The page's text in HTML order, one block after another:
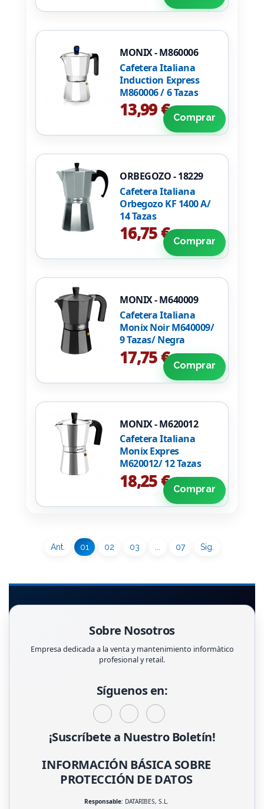
MONIX - M860006
Cafetera Italiana
Induction Express
M860006 / 6 Tazas
13,99 € Comprar
ORBEGOZO - 18229
Cafetera Italiana
Orbegozo KF 1400 A/
14 Tazas
16,75 € Comprar
MONIX - M640009
Cafetera Italiana
Monix Noir M640009/
9 Tazas/ Negra
17,75 € Comprar
MONIX - M620012
Cafetera Italiana
Monix Expres
M620012/ 12 Tazas
18,25 € Comprar
Ant. 01 02 03 07 Sig.
Sobre Nosotros
Empresa dedicada a la venta y mantenimiento informàtico
profesional y retail.
Síguenos en:
¡Suscríbete a Nuestro Boletín!
INFORMACIÓN BÁSICA SOBRE
PROTECCIÓN DE DATOS
Responsable: DATARIBES, S.L.